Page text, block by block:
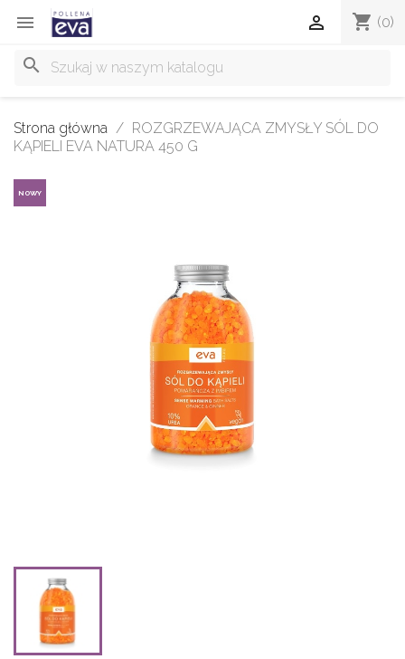
 shopping_cart (0)

search
Strona główna
ROZGRZEWAJĄCA ZMYSŁY SÓL DO
KĄPIELI EVA NATURA 450 G
NOWY